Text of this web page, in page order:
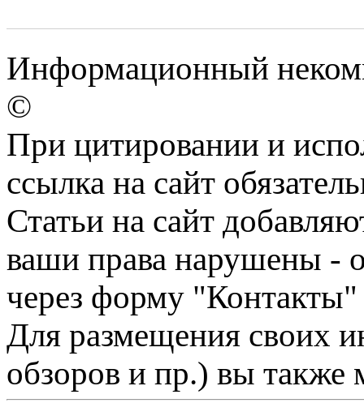
Информационный
©
При цитировании и
ссылка на сайт
Статьи на сайт
ваши права нарушены -
через форму "Контакты"
Для размещения своих
обзоров и пр.) вы также